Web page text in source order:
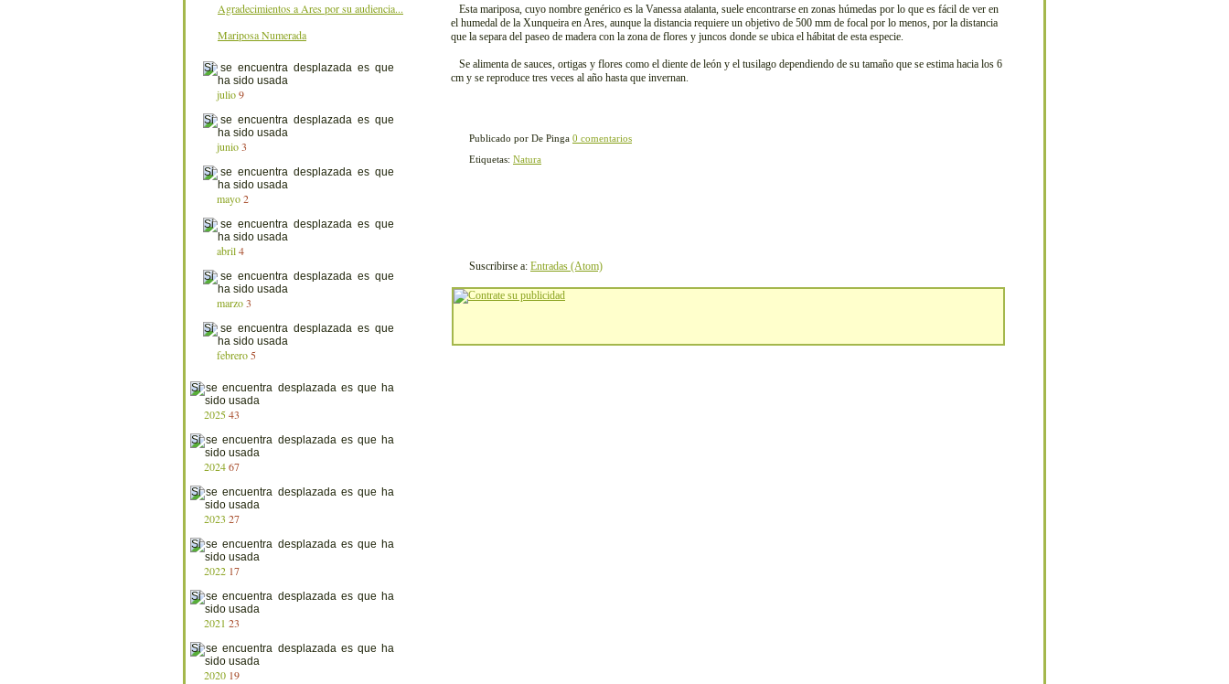
Esta mariposa, cuyo nombre genérico es la Vanessa atalanta, suele encontrarse en zonas húmedas por lo que es fácil de ver en
el humedal de la Xunqueira en Ares, aunque la distancia requiere un objetivo de 500 mm de focal por lo menos, por la distancia
que la separa del paseo de madera con la zona de flores y juncos donde se ubica el hábitat de esta especie.
Se alimenta de sauces, ortigas y flores como el diente de león y el tusilago dependiendo de su tamaño que se estima hacia los 6
cm y se reproduce tres veces al año hasta que invernan.
Publicado por De Pinga 0 comentarios
Etiquetas: Natura
Suscribirse a: Entradas (Atom)
Agradecimientos a Ares por su audiencia...
Mariposa Numerada
julio 9
junio 3
mayo 2
abril 4
marzo 3
febrero 5
202543
202467
2023 27
2022 17
2021 23
2020 19